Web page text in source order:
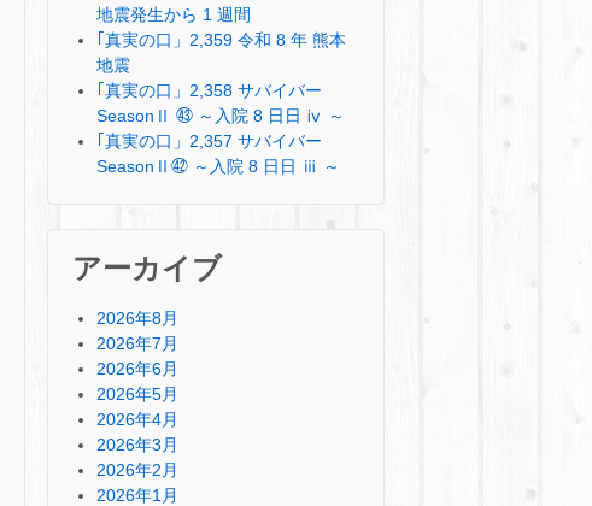
地震発生から 1 週間
｢真実の口」2,359 令和 8 年 熊本
地震
｢真実の口」2,358 サバイバー
SeasonⅡ ㊸ ～入院 8 日日 ⅳ ～
｢真実の口」2,357 サバイバー
SeasonⅡ㊷ ～入院 8 日日 ⅲ ～
アーカイブ
2026年8月
2026年7月
2026年6月
2026年5月
2026年4月
2026年3月
2026年2月
2026年1月